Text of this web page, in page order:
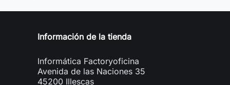
Información de la tienda
Informática Factoryoficina
Avenida de las Naciones 35
45200 Illescas